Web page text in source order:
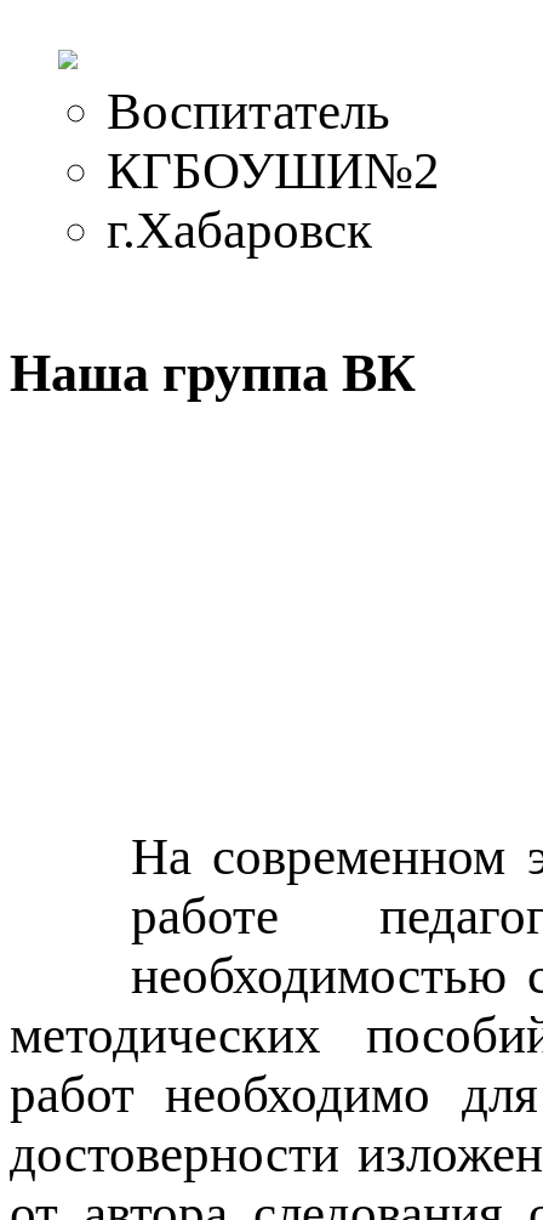
Воспитатель
КГБОУШИ№2
г.Хабаровск
Наша группа ВК
На современном
работе
необходимостью
методических
работ необходимо
достоверности